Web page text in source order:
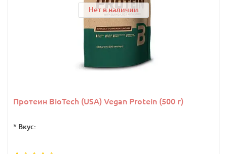
Нет в наличии
Протеин BioTech (USA) Vegan Protein (500 г)
* Вкус: